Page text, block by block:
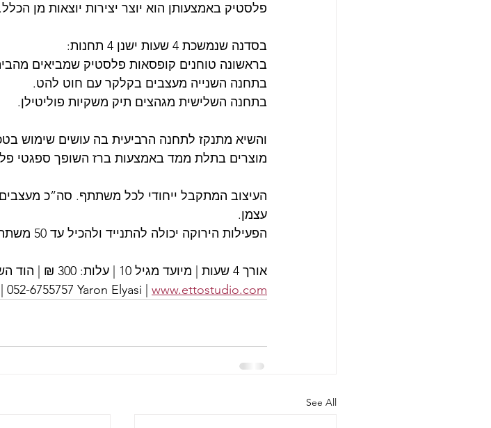
פלסטיק באמצעותן הוא יוצר יצירות יוצאות מן הכלל.
בסדנה שנמשכת 4 שעות ישנן 4 תחנות:
בראשונה טוחנים קופסאות פלסטיק שמביאים
בתחנה השנייה מעצבים בקלקר עם חוט להט.
בתחנה השלישית מגהצים תיק משקיות פוליטילן.
והשיא מתנקז לתחנה הרביעית בה עושים שימוש
מוצרים בתלת ממד באמצעות ברז השופך ספגטי פלסטיק
עצמן.
הפעילות הירוקה יכולה להתנייד ולהכיל עד 50 משתתפים | בסדנה פרטית מינימום 5 משתתפים.
אורך 4 שעות | מיועד מגיל 10 | עלות: 300 ₪ | הוד השרון |
6755757 Yaron Elyasi | www.ettostudio.com
See All